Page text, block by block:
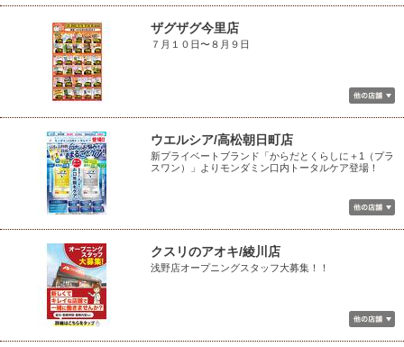
ザグザグ今里店
７月１０日〜８月９日
ウエルシア/高松朝日町店
新プライベートブランド「からだとくらしに＋1（プラ
スワン）」よりモンダミン口内トータルケア登場！
クスリのアオキ/綾川店
浅野店オープニングスタッフ大募集！！